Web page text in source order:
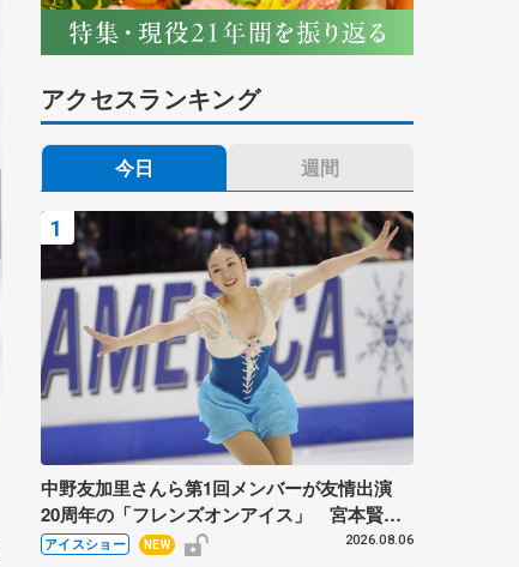
アクセスランキング
今日 週間
中野友加里さんら第1回メンバーが友情出演
20周年の「フレンズオンアイス」 宮本賢二
さん、有川梨絵さん、田村岳斗さんも
アイスショー NEW 2026.08.06